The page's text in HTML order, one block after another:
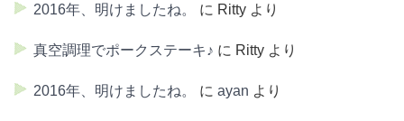
2016年、明けましたね。 に Ritty より
真空調理でポークステーキ♪ に Ritty より
2016年、明けましたね。 に ayan より